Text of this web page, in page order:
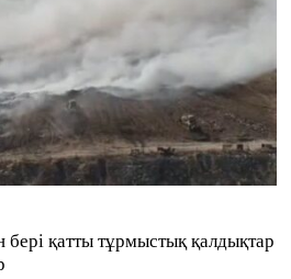
қатты тұрмыстық қалдықтар